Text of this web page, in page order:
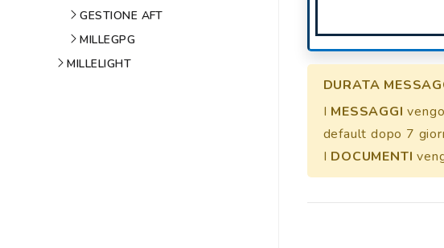
GESTIONE AFT
MILLEGPG
MILLELIGHT
DURATA
I MESSAGGI
default dopo 7
I DOCUMENTI